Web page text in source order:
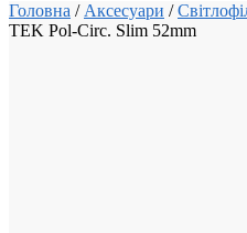
Головна / Аксесуари /
TEK Pol-Circ. Slim 52mm